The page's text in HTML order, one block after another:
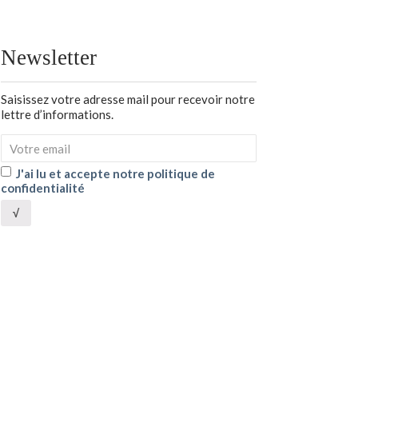
Newsletter
Saisissez votre adresse mail pour recevoir notre
lettre d’informations.
J'ai lu et accepte notre politique de
confidentialité
√